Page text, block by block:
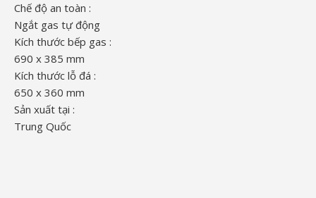
Chế độ an toàn :
Ngắt gas tự động
Kích thước bếp gas :
690 x 385 mm
Kích thước lỗ đá :
650 x 360 mm
Sản xuất tại :
Trung Quốc